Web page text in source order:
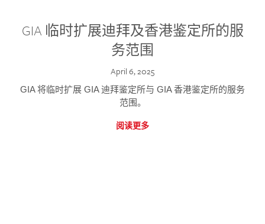
GIA 临时扩展迪拜及香港鉴定所的服
务范围
April 6, 2025
GIA 将临时扩展 GIA 迪拜鉴定所与 GIA 香港鉴定所的服务
范围。
阅读更多